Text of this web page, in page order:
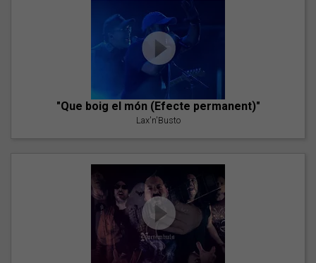
"Que boig el món (Efecte permanent)"
Lax'n'Busto